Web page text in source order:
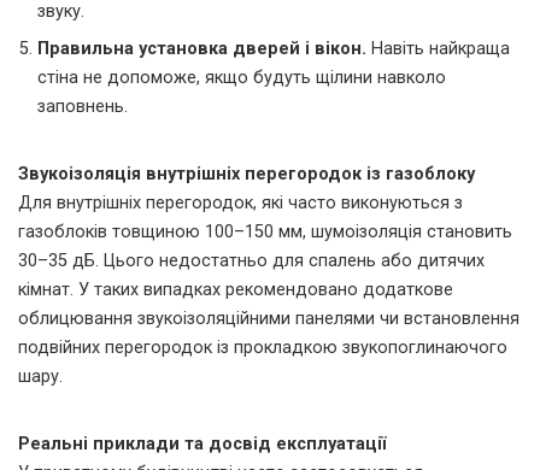
звуку.
Правильна установка дверей і вікон. Навіть найкраща
стіна не допоможе, якщо будуть щілини навколо
заповнень.
Звукоізоляція внутрішніх перегородок із газоблоку
Для внутрішніх перегородок, які часто виконуються з
газоблоків товщиною 100–150 мм, шумоізоляція становить
30–35 дБ. Цього недостатньо для спалень або дитячих
кімнат. У таких випадках рекомендовано додаткове
облицювання звукоізоляційними панелями чи встановлення
подвійних перегородок із прокладкою звукопоглинаючого
шару.
Реальні приклади та досвід експлуатації